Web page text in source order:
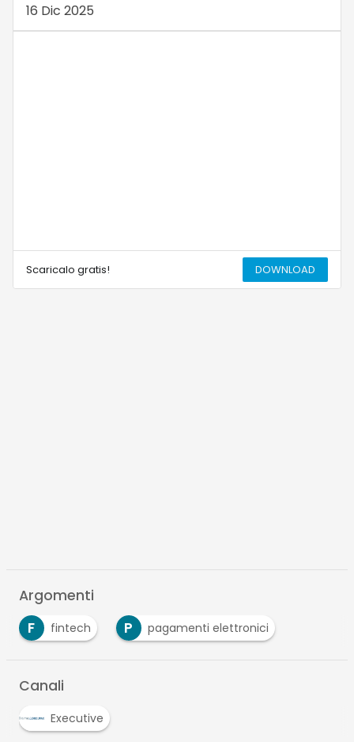
16 Dic 2025
Scaricalo gratis! DOWNLOAD
Argomenti
F
fintech P pagamenti elettronici
Canali
Executive